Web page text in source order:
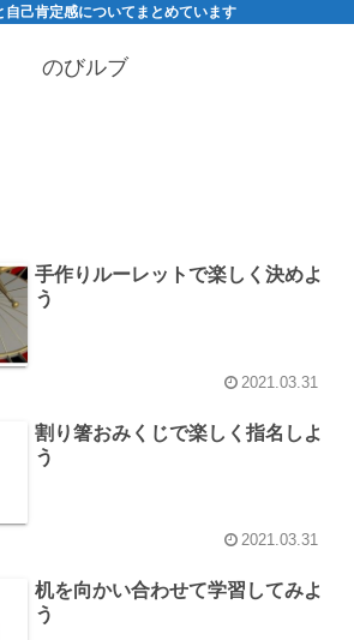
自己肯定感についてまとめています
のびルブ
手作りルーレットで楽しく決めよ
う
2021.03.31
割り箸おみくじで楽しく指名しよ
う
2021.03.31
机を向かい合わせて学習してみよ
う